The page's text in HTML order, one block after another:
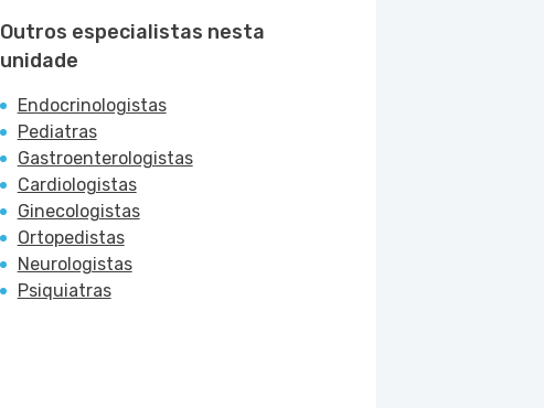
Outros especialistas nesta
unidade
Endocrinologistas
Pediatras
Gastroenterologistas
Cardiologistas
Ginecologistas
Ortopedistas
Neurologistas
Psiquiatras